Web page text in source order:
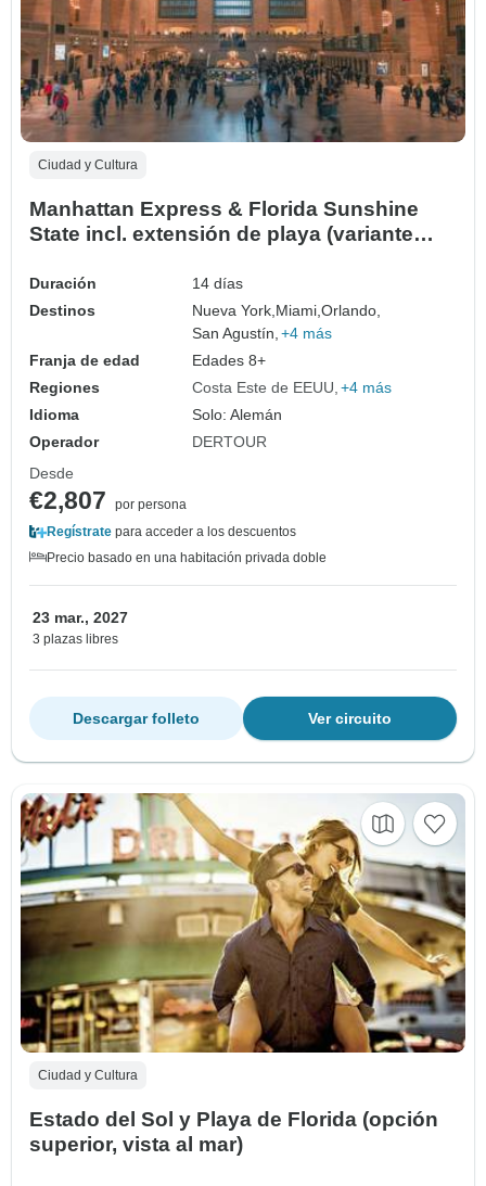
Ciudad y Cultura
Manhattan Express & Florida Sunshine
State incl. extensión de playa (variante
Duración
14 días
Destinos
Nueva York, Miami,Orlando,
San Agustín, +4 más
Franja de edad
Edades 8+
Regiones
Costa Este de EEUU +4 más
Idioma
Solo: Alemán
Operador
DERTOUR
Desde
€2,807
por persona
Regístrate para acceder a los descuentos
Precio basado en una habitación privada doble
23 mar., 2027
3 plazas libres
Ver circuito
Descargar folleto
Ciudad y Cultura
Estado del Sol y Playa de Florida (opción
superior, vista al mar)